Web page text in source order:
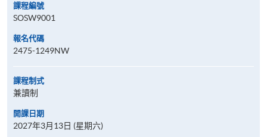
課程編號
SOSW9001
報名代碼
2475-1249NW
課程制式
兼讀制
開課日期
2027年3月13日 (星期六)